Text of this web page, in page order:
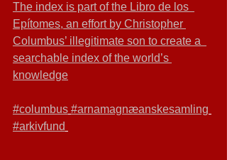
The index is part of the Libro de los
Epítomes, an effort by Christopher
Columbus’ illegitimate son to create a
searchable index of the world’s
knowledge
#columbus #arnamagnæanskesamling
#arkivfund